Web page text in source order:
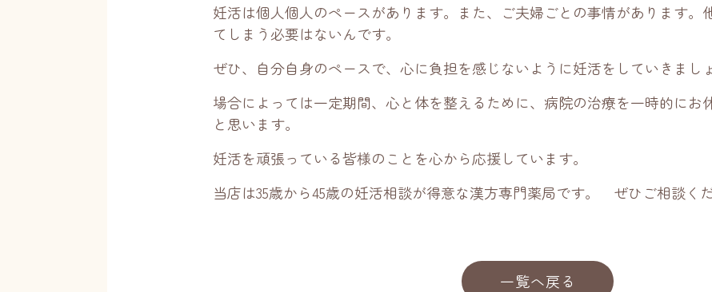
妊活は個人個人のペースがあります。また、ご夫婦ごとの事情があります。
てしまう必要はないんです。
ぜひ、自分自身のペースで、心に負担を感じないように妊活をしていきましょ
場合によっては一定期間、心と体を整えるために、病院の治療を一時的にお
と思います。
妊活を頑張っている皆様のことを心から応援しています。
当店は35歳から45歳の妊活相談が得意な漢方専門薬局です。 ぜひご相談く
一覧へ戻る